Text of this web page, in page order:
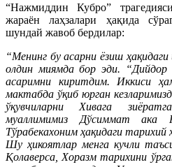
“Нажмиддин Кубро”
жараён лаҳзалари ҳақида
шундай жавоб бердилар:
“Менинг бу асарни ёзиш
олдин миямда бор эди. “Дийдор
асаримни киритдим. Иккиси
мактабда ўқиб юрган
ўқувчиларни Хивага
муаллимимиз Дўсиммат ака
Тўрабекахоним ҳақидаги тарихий
Шу ҳикоятлар менга кучли
Қолаверса, Хоразм тарихини